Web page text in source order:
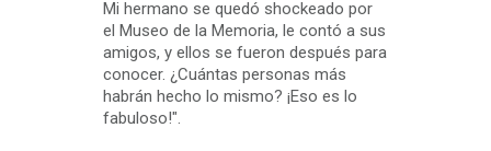
Mi hermano se quedó shockeado por
el Museo de la Memoria, le contó a sus
amigos, y ellos se fueron después para
conocer. ¿Cuántas personas más
habrán hecho lo mismo? ¡Eso es lo
fabuloso!".